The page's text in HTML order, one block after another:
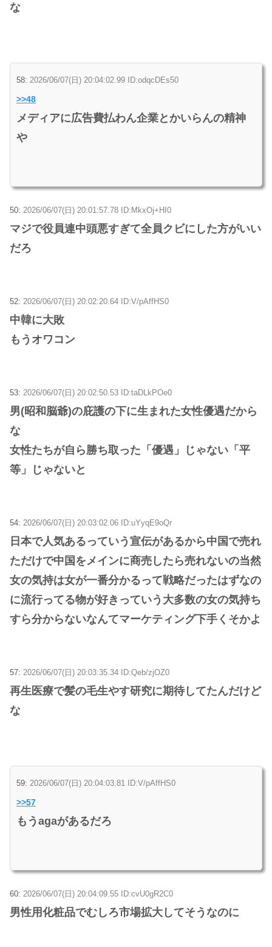
な
58: 2026/06/07(日) 20:04:02.99 ID:odqcDEs50
>>48
メディアに広告費払わん企業とかいらんの精神
や
50: 2026/06/07(日) 20:01:57.78 ID:MkxOj+HI0
マジで役員連中頭悪すぎて全員クビにした方がいい
だろ
52: 2026/06/07(日) 20:02:20.64 ID:V/pAffHS0
中韓に大敗
もうオワコン
53: 2026/06/07(日) 20:02:50.53 ID:taDLkPOe0
男(昭和脳爺)の庇護の下に生まれた女性優遇だから
な
女性たちが自ら勝ち取った「優遇」じゃない「平
等」じゃないと
54: 2026/06/07(日) 20:03:02.06 ID:uYyqE9oQr
日本で人気あるっていう宣伝があるから中国で売れ
ただけで中国をメインに商売したら売れないの当然
女の気持は女が一番分かるって戦略だったはずなの
に流行ってる物が好きっていう大多数の女の気持ち
すら分からないなんてマーケティング下手くそかよ
57: 2026/06/07(日) 20:03:35.34 ID:Qeb/zjOZ0
再生医療で髪の毛生やす研究に期待してたんだけど
な
59: 2026/06/07(日) 20:04:03.81 ID:V/pAffHS0
>>57
もうagaがあるだろ
60: 2026/06/07(日) 20:04:09.55 ID:cvU0gR2C0
男性用化粧品でむしろ市場拡大してそうなのに